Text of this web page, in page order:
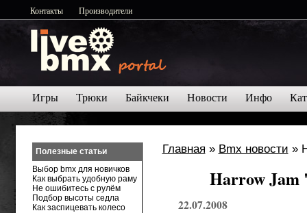
Контакты Производители
Игры Трюки Байкчеки Новости Инфо
Главная » Bmx новости »
Harrow Jam
22.07.2008
Полезные статьи
Выбор bmx для новичков
Как выбрать удобную раму
Не ошибитесь с рулём
Подбор высоты седла
Как заспицевать колесо